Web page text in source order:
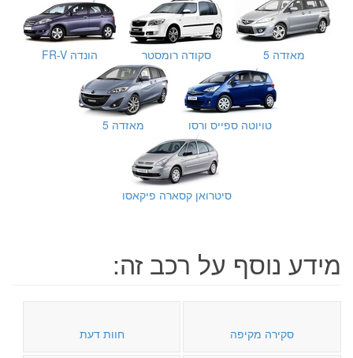
מאזדה 5 סקודה רומסטר הונדה FR-V
טויוטה ספייס ורסו מאזדה 5
סיטרואן קסארה פיקאסו
מידע נוסף על רכב זה:
סקירה מקיפה חוות דעת